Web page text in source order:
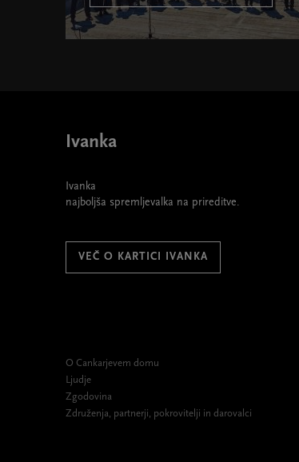
Ivanka
Ivanka
najboljša spremljevalka na prireditve.
VEČ O KARTICI IVANKA
O Cankarjevem domu
Ljudje
Zgodovina
Združenja, partnerji, pokrovitelji in darovalci